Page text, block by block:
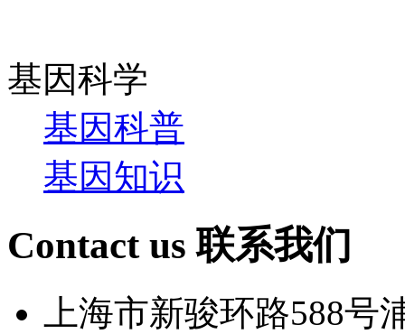
基因科学
基因科普
基因知识
Contact us 联系我们
上海市新骏环路588